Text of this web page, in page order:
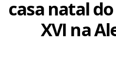
casa natal
XVI na